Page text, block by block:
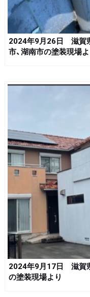
2024年9月26日 滋賀
市、湖南市の塗装現場よ
2024年9月17日 滋賀
の塗装現場より